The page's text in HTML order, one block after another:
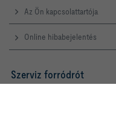
Az Ön kapcsolattartója
Online hibabejelentés
Szerviz forródrót